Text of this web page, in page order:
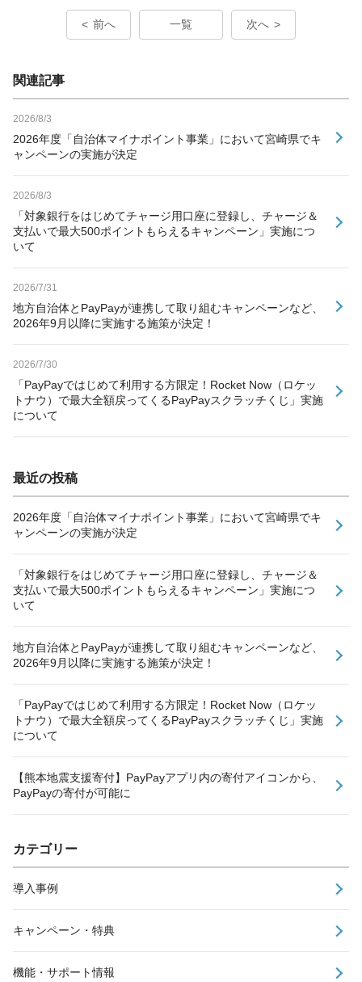
前へ 一覧 次へ
関連記事
2026/8/3
2026年度「自治体マイナポイント事業」において宮崎県でキ
ャンペーンの実施が決定
2026/8/3
「対象銀行をはじめてチャージ用口座に登録し、チャージ＆
支払いで最大500ポイントもらえるキャンペーン」実施につ
いて
2026/7/31
地方自治体とPayPayが連携して取り組むキャンペーンなど、
2026年9月以降に実施する施策が決定！
2026/7/30
「PayPayではじめて利用する方限定！Rocket Now（ロケッ
トナウ）で最大全額戻ってくるPayPayスクラッチくじ」実施
について
最近の投稿
2026年度「自治体マイナポイント事業」において宮崎県でキ
ャンペーンの実施が決定
「対象銀行をはじめてチャージ用口座に登録し、チャージ＆
支払いで最大500ポイントもらえるキャンペーン」実施につ
いて
地方自治体とPayPayが連携して取り組むキャンペーンなど、
2026年9月以降に実施する施策が決定！
「PayPayではじめて利用する方限定！Rocket Now（ロケッ
トナウ）で最大全額戻ってくるPayPayスクラッチくじ」実施
について
【熊本地震支援寄付】PayPayアプリ内の寄付アイコンから、
PayPayの寄付が可能に
カテゴリー
導入事例
キャンペーン・特典
機能・サポート情報